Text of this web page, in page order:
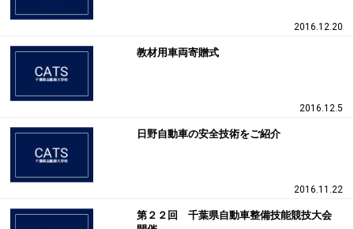
2016.12.20
教材用車両寄贈式
2016.12.5
日野自動車の安全技術をご紹介
2016.11.22
第２２回 千葉県自動車整備技能競技大会